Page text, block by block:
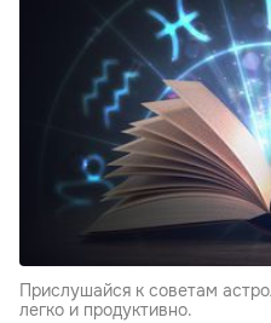
Прислушайся к советам
легко и продуктивно.